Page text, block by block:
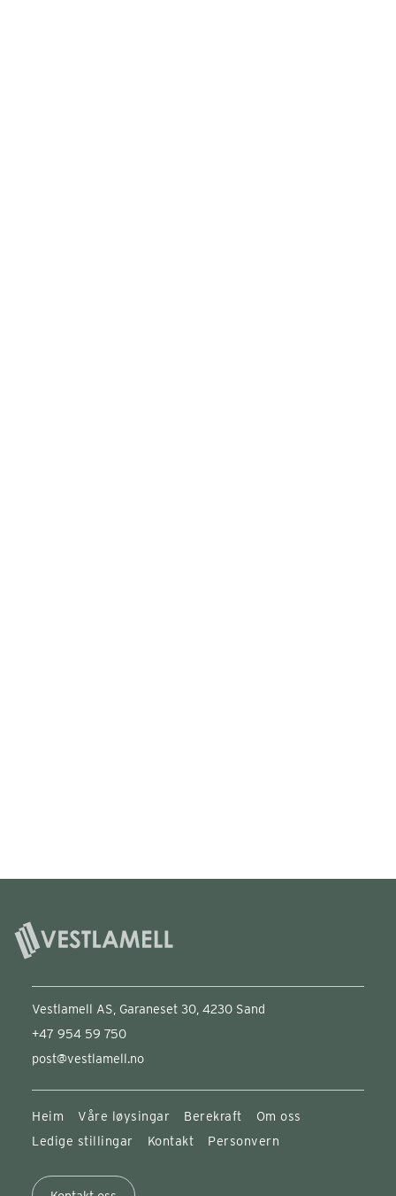
Vestlamell AS, Garaneset 30, 4230 Sand
+47 954 59 750
post@vestlamell.no
Heim Våre løysingar Berekraft
Om oss
Ledige stillingar
Kontakt Personvern